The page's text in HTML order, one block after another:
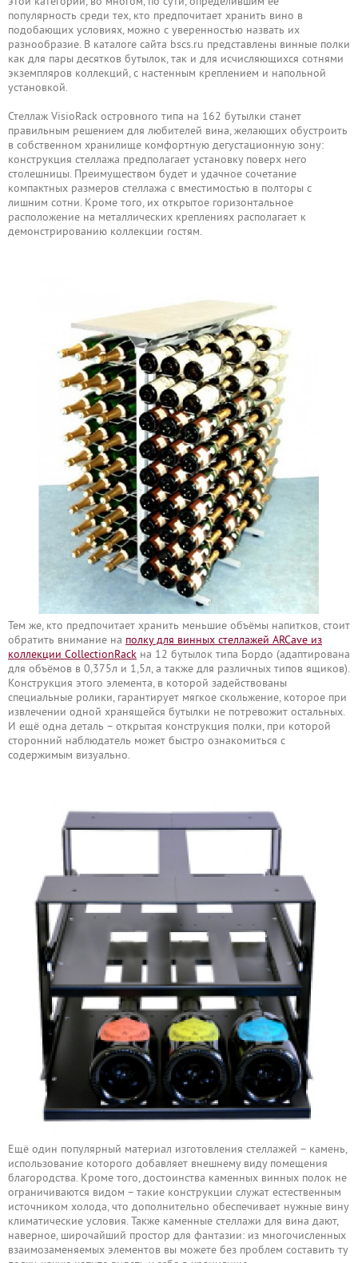
популярность среди тех, кто предпочитает хранить вино в
подобающих условиях, можно с уверенностью назвать их
разнообразие. В каталоге сайта bscs.ru представлены винные полки
как для пары десятков бутылок, так и для исчисляющихся сотнями
экземпляров коллекций, с настенным креплением и напольной
установкой.
Стеллаж VisioRack островного типа на 162 бутылки станет
правильным решением для любителей вина, желающих обустроить
в собственном хранилище комфортную дегустационную зону:
конструкция стеллажа предполагает установку поверх него
столешницы. Преимуществом будет и удачное сочетание
компактных размеров стеллажа с вместимостью в полторы с
лишним сотни. Кроме того, их открытое горизонтальное
расположение на металлических креплениях располагает к
демонстрированию коллекции гостям.
Тем же, кто предпочитает хранить меньшие объёмы напитков, стоит
обратить внимание на полку для винных стеллажей ARCave из
коллекции CollectionRack на 12 бутылок типа Бордо (адаптирована
для объёмов в 0,375л и 1,5л, а также для различных типов ящиков).
Конструкция этого элемента, в которой задействованы
специальные ролики, гарантирует мягкое скольжение, которое при
извлечении одной хранящейся бутылки не потревожит остальных.
И ещё одна деталь – открытая конструкция полки, при которой
сторонний наблюдатель может быстро ознакомиться с
содержимым визуально.
Ещё один популярный материал изготовления стеллажей – камень,
использование которого добавляет внешнему виду помещения
благородства. Кроме того, достоинства каменных винных полок не
ограничиваются видом – такие конструкции служат естественным
источником холода, что дополнительно обеспечивает нужные вину
климатические условия. Также каменные стеллажи для вина дают,
наверное, широчайший простор для фантазии: из многочисленных
взаимозаменяемых элементов вы можете без проблем составить ту